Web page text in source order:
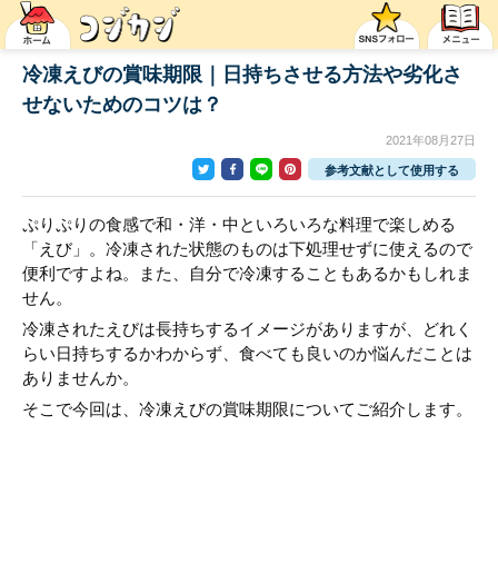
冷凍えびの賞味期限｜日持ちさせる方法や劣化さ
せないためのコツは？
2021年08月27日
参考文献として使用する
ぷりぷりの食感で和・洋・中といろいろな料理で楽しめる
「えび」。冷凍された状態のものは下処理せずに使えるので
便利ですよね。また、自分で冷凍することもあるかもしれま
せん。
冷凍されたえびは長持ちするイメージがありますが、どれく
らい日持ちするかわからず、食べても良いのか悩んだことは
ありませんか。
そこで今回は、冷凍えびの賞味期限についてご紹介します。